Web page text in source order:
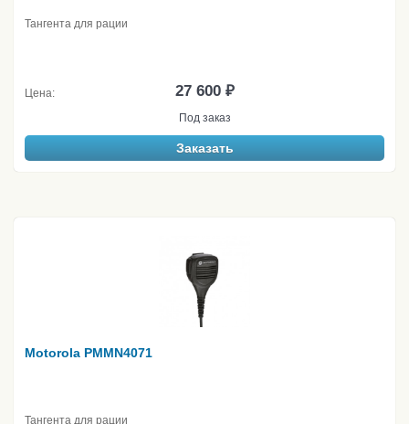
Тангента для рации
Цена: 27 600 ₽
Под заказ
Заказать
Motorola PMMN4071
Тангента для рации